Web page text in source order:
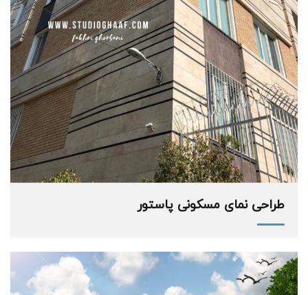
طراحی نمای مسکونی پاستور